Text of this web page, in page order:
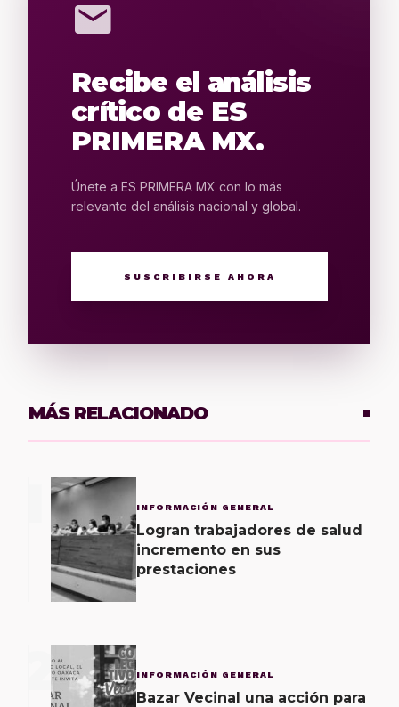
mail
Recibe el análisis
crítico de ES
PRIMERA MX.
Únete a ES PRIMERA MX con lo más
relevante del análisis nacional y global.
SUSCRIBIRSE AHORA
MÁS RELACIONADO
INFORMACIÓN GENERAL
Logran trabajadores de salud
incremento en sus
prestaciones
2 INFORMACIÓN GENERAL
Bazar Vecinal una acción para